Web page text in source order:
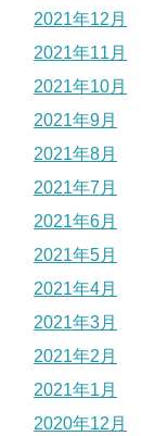
2021年12月
2021年11月
2021年10月
2021年9月
2021年8月
2021年7月
2021年6月
2021年5月
2021年4月
2021年3月
2021年2月
2021年1月
2020年12月